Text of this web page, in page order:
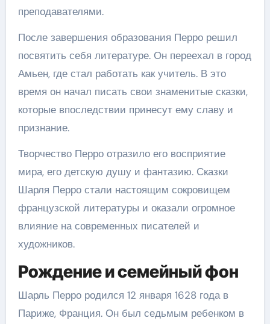
преподавателями.
После завершения образования Перро решил
посвятить себя литературе. Он переехал в город
Амьен, где стал работать как учитель. В это
время он начал писать свои знаменитые сказки,
которые впоследствии принесут ему славу и
признание.
Творчество Перро отразило его восприятие
мира, его детскую душу и фантазию. Сказки
Шарля Перро стали настоящим сокровищем
французской литературы и оказали огромное
влияние на современных писателей и
художников.
Рождение и семейный фон
Шарль Перро родился 12 января 1628 года в
Париже, Франция. Он был седьмым ребенком в